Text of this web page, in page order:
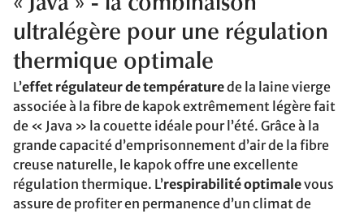
ultralégère pour une régulation
thermique optimale
L’effet régulateur de températurede la laine vierge
associée à la fibre de kapok extrêmement légère fait
de « Java » la couette idéale pour l’été. Grâce à la
grande capacité d’emprisonnement d’air de la fibre
creuse naturelle, le kapok offre une excellente
régulation thermique. L’respirabilité optimalevous
assure de profiter en permanence d’un climat de